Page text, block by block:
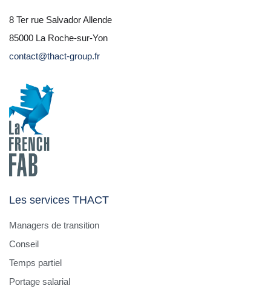
8 Ter rue Salvador Allende
85000 La Roche-sur-Yon
contact@thact-group.fr
Les services THACT
Managers de transition
Conseil
Temps partiel
Portage salarial